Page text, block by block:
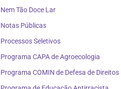
Nem Tão Doce Lar
Notas Públicas
Processos Seletivos
Programa CAPA de Agroecologia
Programa COMIN de Defesa de Direitos